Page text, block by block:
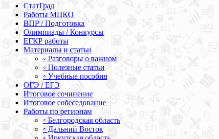
СтатГрад
Работы МЦКО
ВПР / Подготовка
Олимпиады / Конкурсы
ЕГКР работы
Материалы и статьи
◦ Разговоры о важном
◦ Полезные статьи
◦ Учебные пособия
ОГЭ / ЕГЭ
Итоговое сочинение
Итоговое собеседование
Работы по регионам
◦ Белгородская область
◦ Дальний Восток